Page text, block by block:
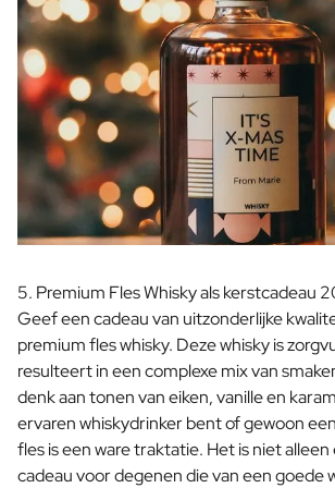
5. Premium Fles Whisky als kerstcadeau
Geef een cadeau van uitzonderlijke
premium fles whisky. Deze whisky is
resulteert in een complexe mix van
denk aan tonen van eiken, vanille en
ervaren whiskydrinker bent of gewoon
fles is een ware traktatie. Het is niet
cadeau voor degenen die van een goede